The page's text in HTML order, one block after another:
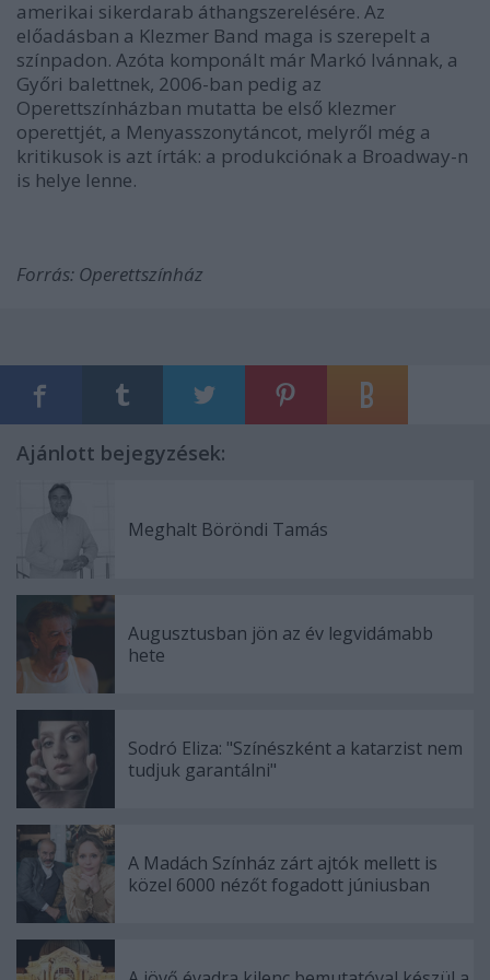
amerikai sikerdarab áthangszerelésére. Az
előadásban a Klezmer Band maga is szerepelt a
színpadon. Azóta komponált már Markó Ivánnak, a
Győri balettnek, 2006-ban pedig az
Operettszínházban mutatta be első klezmer
operettjét, a Menyasszonytáncot, melyről még a
kritikusok is azt írták: a produkciónak a Broadway-n
is helye lenne.
Forrás: Operettszínház
Ajánlott bejegyzések:
Meghalt Böröndi Tamás
Augusztusban jön az év legvidámabb
hete
Sodró Eliza: "Színészként a katarzist nem
tudjuk garantálni"
A Madách Színház zárt ajtók mellett is
közel 6000 nézőt fogadott júniusban